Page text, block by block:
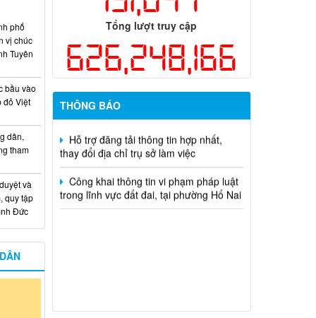
Tổng lượt truy cập
626,248,166
THÔNG BÁO
hiện năm 2026 (đợt 1) lần 3
Kế hoạch Thông tin, tuyên truyền triển
khai Kế hoạch Khám sức khỏe định kỳ
hoặc khám sàng lọc miễn phí ít nhất mỗi
năm một lần cho người dân trên địa bàn
Công khai thông tin vi phạm pháp luật
trong lĩnh vực đất đai, tại phường Hố Nai
phố
vị chúc
Tuyên
bầu vào
đỏ Việt
dân,
tham
và
quy tập
Đức